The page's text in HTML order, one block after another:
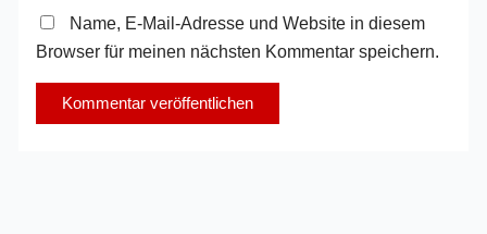
Name, E-Mail-Adresse und Website in diesem
Browser für meinen nächsten Kommentar speichern.